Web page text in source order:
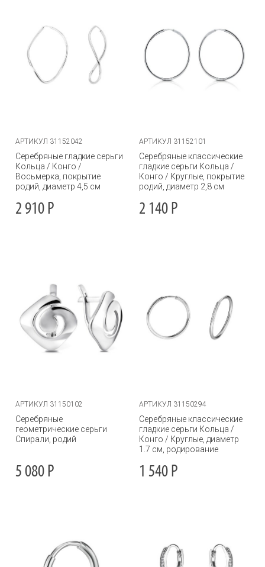
АРТИКУЛ 31152042
Серебряные гладкие серьги
Кольца / Конго /
Восьмерка, покрытие
родий, диаметр 4,5 см
2 910 Р
АРТИКУЛ 31152101
Серебряные классические
гладкие серьги Кольца /
Конго / Круглые, покрытие
родий, диаметр 2,8 см
2 140 Р
АРТИКУЛ 31150102
Серебряные
геометрические серьги
Спирали, родий
5 080 Р
АРТИКУЛ 31150294
Серебряные классические
гладкие серьги Кольца /
Конго / Круглые, диаметр
1.7 см, родирование
1 540 Р